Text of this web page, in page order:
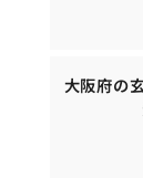
大阪府の